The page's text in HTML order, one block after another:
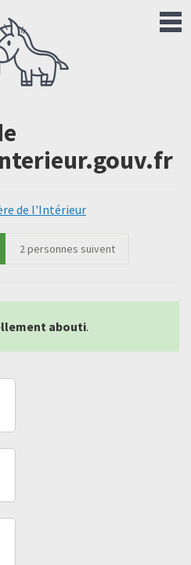
de l'Intérieur
2personnes suivent
abouti.